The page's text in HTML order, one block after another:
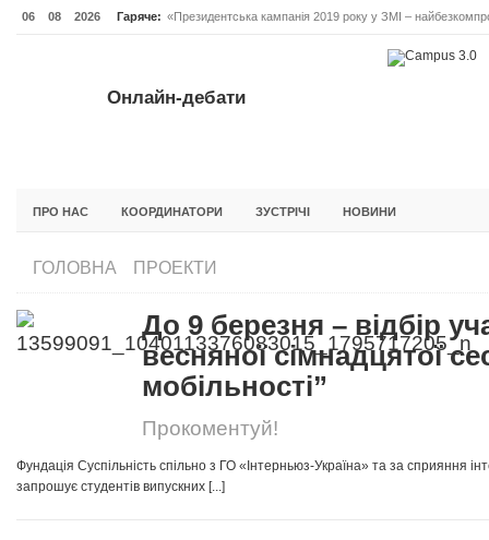
06 08 2026 Гаряче: «Президентська кампанія 2019 року у ЗМІ –
Онлайн-дебати #Відповідальне лідерство. Випуск 3
Онлайн-дебати
ПРО НАС КООРДИНАТОРИ ЗУСТРІЧІ НОВИНИ
ГОЛОВНА ПРОЕКТИ
До 9 березня – відбір
весняної сімнадцятої
мобільності”
Прокоментуй!
Фундація Суспільність спільно з ГО «Інтерньюз-Україна» та за сприяння
запрошує студентів випускних [...]